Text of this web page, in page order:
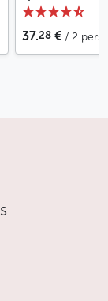
37.28 € / 2